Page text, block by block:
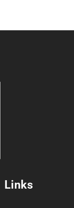
Links